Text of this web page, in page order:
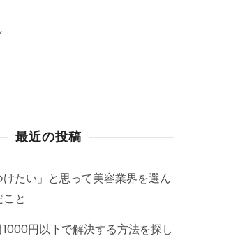
最近の投稿
けたい」と思って美容業界を選ん
と
円以下で解決する方法を探し